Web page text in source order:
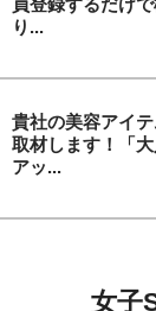
り...
貴社の美容アイ
取材します！「
アッ...
女子